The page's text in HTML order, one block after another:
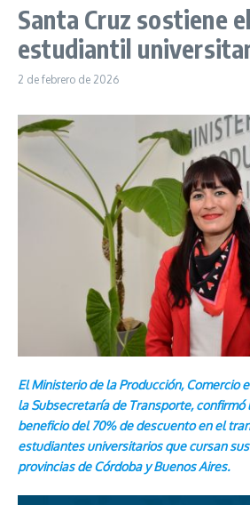
Santa Cruz sostiene
estudiantil
2 de febrero de 2026
El Ministerio de la Producción, Comercio
la Subsecretaría de Transporte,
beneficio del 70% de descuento en el
estudiantes universitarios que cursan
provincias de Córdoba y Buenos Aires.